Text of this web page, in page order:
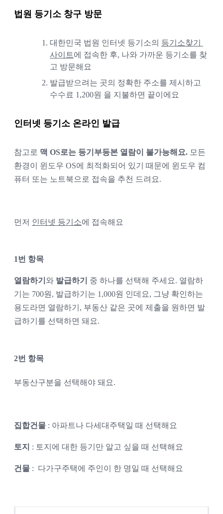
법원 등기소 창구 방문
1. 대한민국 법원 인터넷 등기소의 등기소찾기
사이트 에 접속한 후, 나와 가까운 등기소를 찾
고 방문해요
2. 발급받으려는 곳의 정확한 주소를 제시하고
수수료 1,200원 을 지불하면 끝이에요
인터넷 등기소 온라인 발급
참고로 맥 OS로는 등기부등본 열람이 불가능해요. 모든
환경이 윈도우 OS에 최적화되어 있기 때문에 윈도우 컴
퓨터 또는 노트북으로 접속을 추천 드려요.
먼저 인터넷 등기소에 접속해요
1번 항목
열람하기 와 발급하기
중 하나를 선택해 주세요. 열람하
기는 700원, 발급하기는 1,000원 인데요, 그냥 확인하는
용도라면 열람하기, 부동산 같은 곳에 제출을 원하면 발
급하기를 선택하면 돼요.
2번 항목
부동산구분을 선택해야 돼요.
집합건물 : 아파트나 다세대주택일 때 선택해요
토지 : 토지에 대한 등기만 알고 싶을 때 선택해요
건물 :  다가구주택에 주인이 한 명일 때 선택해요